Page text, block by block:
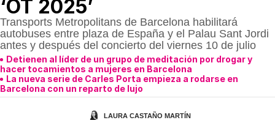
‘OT 2025’
Transports Metropolitans de Barcelona habilitará
autobuses entre plaza de España y el Palau Sant Jordi
antes y después del concierto del viernes 10 de julio
Detienen al líder de un grupo de meditación por drogar y
hacer tocamientos a mujeres en Barcelona
La nueva serie de Carles Porta empieza a rodarse en
Barcelona con un reparto de lujo
LAURA CASTAÑO MARTÍN